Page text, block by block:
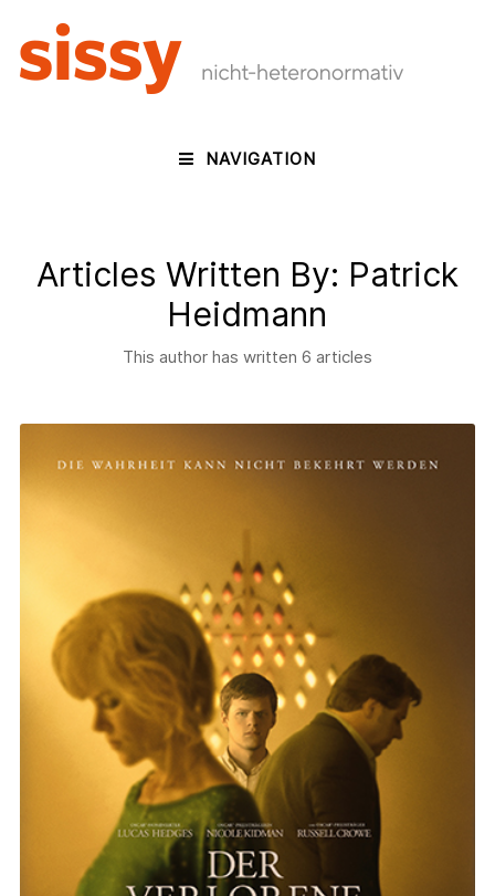
NAVIGATION
Articles Written By: Patrick
Heidmann
This author has written 6 articles